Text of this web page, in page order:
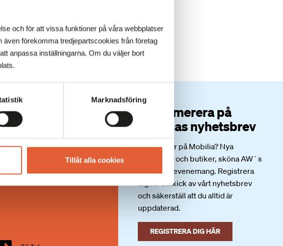
och för att vissa funktioner på våra webbplatser
förekomma tredjepartscookies från företag
anpassa inställningarna. Om du väljer bort
Marknadsföring
Tillåt alla cookies
Prenumerera på
Mobilias nyhetsbrev
Vad händer på Mobilia? Nya
matställen och butiker, sköna AW´s
och andra evenemang. Registrera
dig för utskick av vårt nyhetsbrev
och säkerställ att du alltid är
uppdaterad.
REGISTRERA DIG HÄR